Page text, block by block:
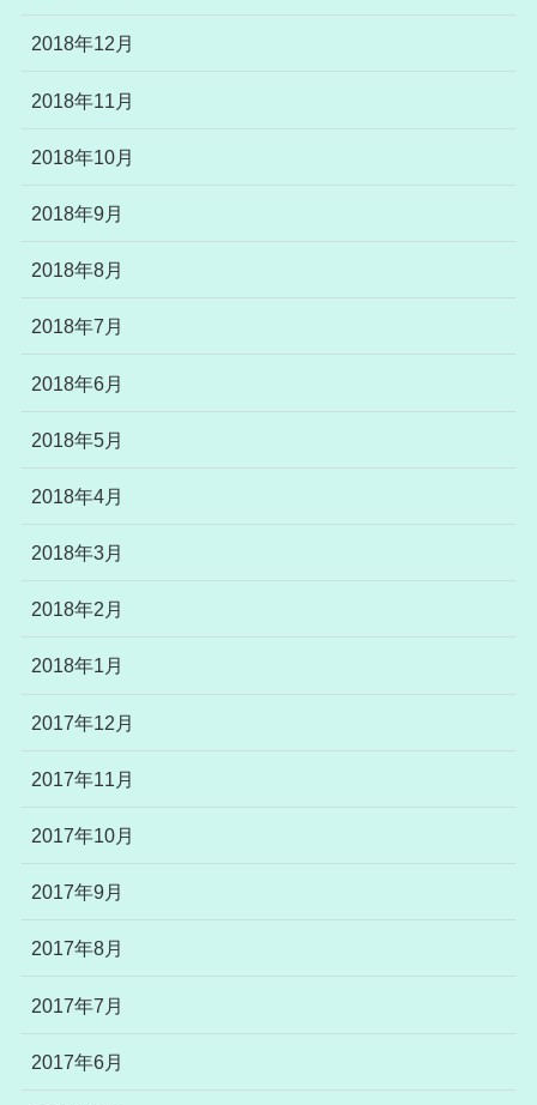
2018年12月
2018年11月
2018年10月
2018年9月
2018年8月
2018年7月
2018年6月
2018年5月
2018年4月
2018年3月
2018年2月
2018年1月
2017年12月
2017年11月
2017年10月
2017年9月
2017年8月
2017年7月
2017年6月